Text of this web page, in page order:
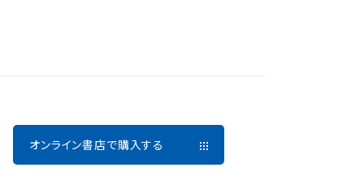
オンライン書店で購入する